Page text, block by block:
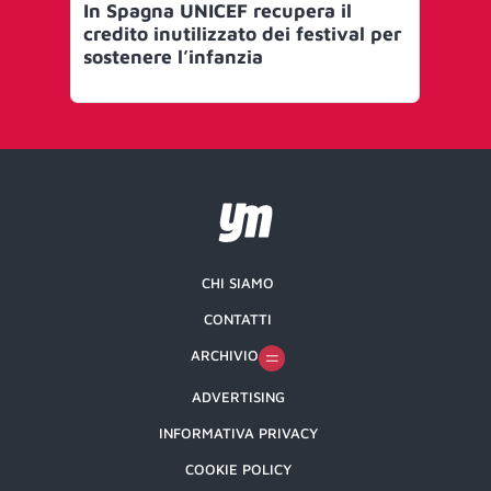
In Spagna UNICEF recupera il
credito inutilizzato dei festival per
sostenere l’infanzia
CHI SIAMO
CONTATTI
ARCHIVIO
ADVERTISING
INFORMATIVA PRIVACY
COOKIE POLICY